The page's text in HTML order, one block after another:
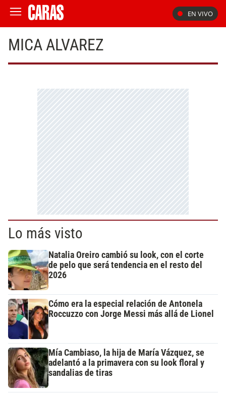
EN VIVO
MICA ALVAREZ
Lo más visto
Natalia Oreiro cambió su look, con el corte
de pelo que será tendencia en el resto del
2026
Cómo era la especial relación de Antonela
Roccuzzo con Jorge Messi más allá de Lionel
Mía Cambiaso, la hija de María Vázquez, se
adelantó a la primavera con su look floral y
sandalias de tiras